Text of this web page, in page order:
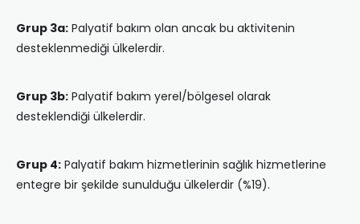
Grup 3a: Palyatif bakım olan ancak bu aktivitenin
desteklenmediği ülkelerdir.
Grup 3b: Palyatif bakım yerel/bölgesel olarak
desteklendiği ülkelerdir.
Grup 4: Palyatif bakım hizmetlerinin sağlık hizmetlerine
entegre bir şekilde sunulduğu ülkelerdir (%19).